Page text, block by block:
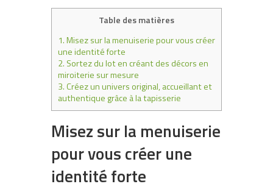
Table des matières
1.Misez sur la menuiserie pour vous créer
une identité forte
2. Sortez du lot en créant des décors en
miroiterie sur mesure
3.Créez un univers original, accueillant et
authentique grâce à la tapisserie
Misez sur la menuiserie
pour vous créer une
identité forte